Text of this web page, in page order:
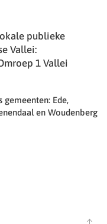
publieke
Vallei:
1 Vallei
gemeenten: Ede,
en Woudenberg